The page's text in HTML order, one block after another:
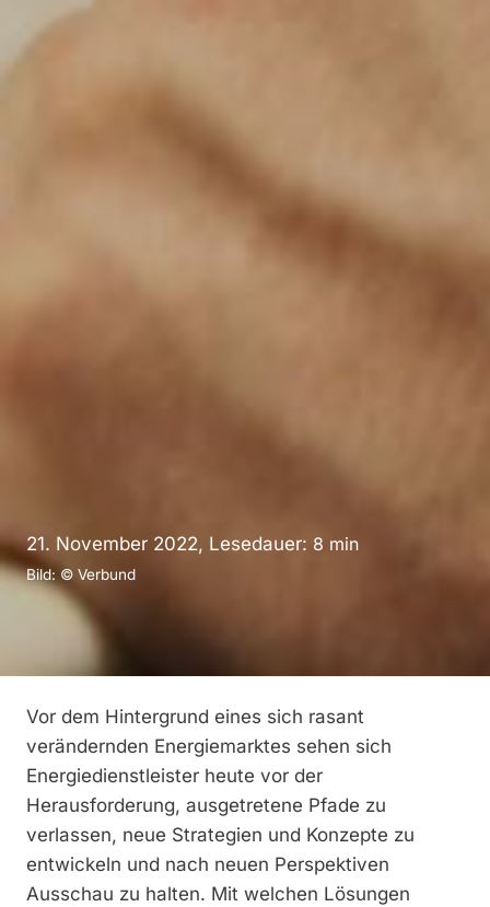
21. November 2022, Lesedauer: 8 min
Bild: © Verbund
Vor dem Hintergrund eines sich rasant
verändernden Energiemarktes sehen sich
Energiedienstleister heute vor der
Herausforderung, ausgetretene Pfade zu
verlassen, neue Strategien und ­K­­onzepte zu
entwickeln und nach neuen Perspektiven
Ausschau zu halten. Mit welchen Lösungen